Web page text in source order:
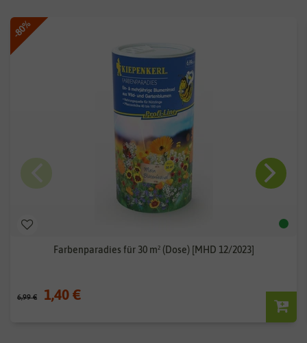
-80%
Farbenparadies für 30 m² (Dose) [MHD 12/2023]
6,99 € 1,40 €